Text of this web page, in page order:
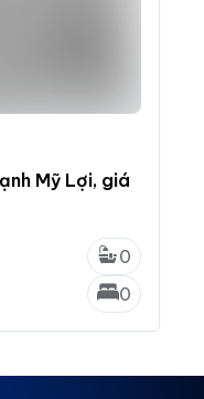
Mỹ Lợi, giá
0
0